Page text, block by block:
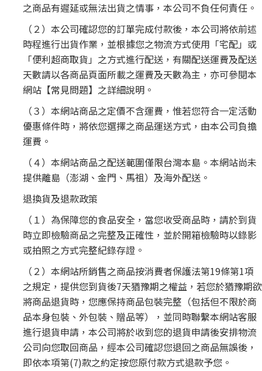
之商品有遲延或無法出貨之情事，本公司不負任何責任。
（２）本公司確認您的訂單完成付款後，本公司將依前述
時程進行出貨作業，並根據您之物流方式使用「宅配」或
「便利超商取貨」之方式進行配送，有關配送運費及配送
天數請以各商品頁面所載之運費及天數為主，亦可參閱本
網站【常見問題】之詳細說明。
（３）本網站商品之定價不含運費，惟若您符合一定活動
優惠條件時，將依您選擇之商品運送方式，由本公司負擔
運費。
（４）本網站商品之配送範圍僅限台灣本島。本網站尚未
提供離島（澎湖、金門、馬祖）及海外配送。
退換貨及退款政策
（１）為保障您的食品安全，當您收受商品時，請於到貨
時立即檢驗商品之完整及正確性，並於開箱檢驗時以錄影
或拍照之方式完整紀錄存證。
（２）本網站所銷售之商品按消費者保護法第19條第1項
之規定，提供您到貨後7天猶豫期之權益，若您於猶豫期欲
將商品退貨時，您應保持商品包裝完整（包括但不限於商
品本身包裝、外包裝、贈品等），並同時聯繫本網站客服
進行退貨申請，本公司將於收到您的退貨申請後安排物流
公司向您取回商品，經本公司確認您退回之商品無誤後，
即依本項第(7)款之約定按您原付款方式退款予您。